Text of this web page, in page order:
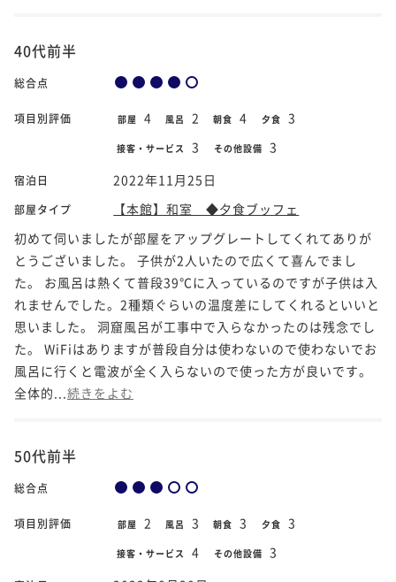
40代前半
総合点
項目別評価 部屋 4 風呂 2 朝食 4 夕食 3
接客・サービス 3 その他設備 3
宿泊日 2022年11月25日
部屋タイプ
【本館】和室 ◆夕食ブッフェ
初めて伺いましたが部屋をアップグレートしてくれてありが
とうございました。 子供が2人いたので広くて喜んでまし
た。 お風呂は熱くて普段39℃に入っているのですが子供は入
れませんでした。2種類ぐらいの温度差にしてくれるといいと
思いました。 洞窟風呂が工事中で入らなかったのは残念でし
た。 WiFiはありますが普段自分は使わないので使わないでお
風呂に行くと電波が全く入らないので使った方が良いです。
全体的... 続きをよむ
50代前半
総合点
項目別評価 部屋 2 風呂 3 朝食 3 夕食 3
接客・サービス 4 その他設備 3